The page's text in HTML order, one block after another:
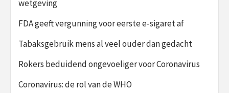
wetgeving
FDA geeft vergunning voor eerste e-sigaret af
Tabaksgebruik mens al veel ouder dan gedacht
Rokers beduidend ongevoeliger voor Coronavirus
Coronavirus: de rol van de WHO